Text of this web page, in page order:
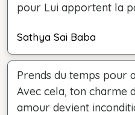
pour Lui apportent la
Sathya Sai Baba
Prends du temps pour
Avec cela, ton charme
amour devient